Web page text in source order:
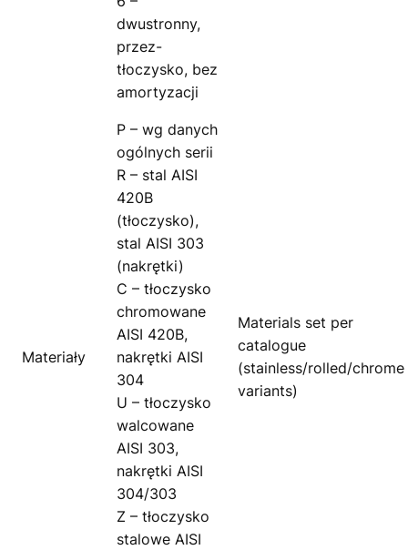
dwustronny,
przez-
tłoczysko, bez
amortyzacji
Materiały
P – wg danych
ogólnych serii
R – stal AISI
420B
(tłoczysko),
stal AISI 303
(nakrętki)
C – tłoczysko
chromowane
AISI 420B,
nakrętki AISI
304
U – tłoczysko
walcowane
AISI 303,
nakrętki AISI
304/303
Z – tłoczysko
stalowe AISI
Materials set per
catalogue
(stainless/rolled/chrome
variants)